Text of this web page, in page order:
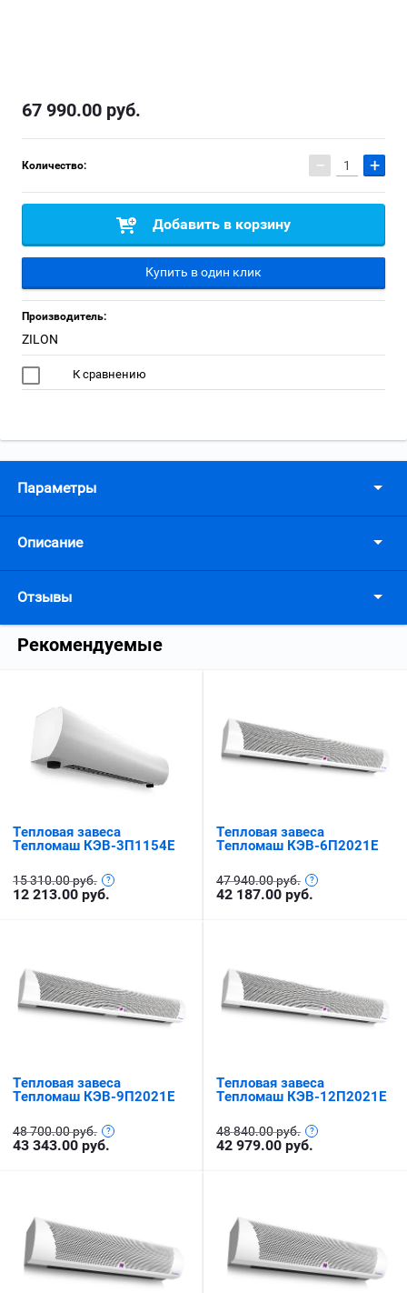
67 990.00 руб.
Количество: − +
Добавить в корзину
Купить в один клик
Производитель:
ZILON
К сравнению
Параметры
Описание
Отзывы
Рекомендуемые
Тепловая завеса
Тепломаш КЭВ-3П1154E
15 310.00 руб.
12 213.00 руб.
Тепловая завеса
Тепломаш КЭВ-6П2021Е
47 940.00 руб.
42 187.00 руб.
Тепловая завеса
Тепломаш КЭВ-9П2021Е
48 700.00 руб.
43 343.00 руб.
Тепловая завеса
Тепломаш КЭВ-12П2021Е
48 840.00 руб.
42 979.00 руб.